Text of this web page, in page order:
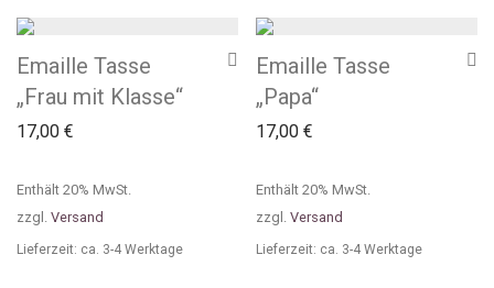
Emaille Tasse
„Frau mit Klasse“
17,00 €
Enthält 20% MwSt.
zzgl. Versand
Lieferzeit: ca. 3-4 Werktage
Emaille Tasse
„Papa“
17,00 €
Enthält 20% MwSt.
zzgl. Versand
Lieferzeit: ca. 3-4 Werktage